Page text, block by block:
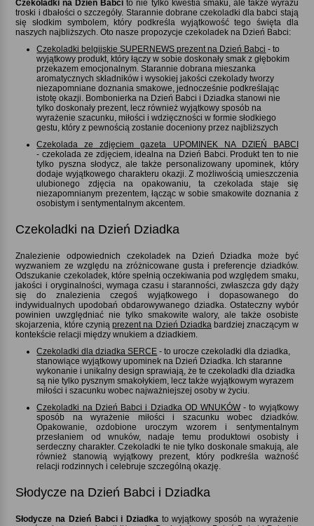
Czekoladki na Dzień Babci to nie tylko kwestia smaku, ale także wyrazu
troski i dbałości o szczegóły. Starannie dobrane czekoladki dla babci stają
się słodkim symbolem, który podkreśla wyjątkowość tego święta dla
naszych najbliższych. Oto nasze propozycje czekoladek na Dzień Babci:
Czekoladki belgijskie SUPERNEWS prezent na Dzień Babci - to
wyjątkowy produkt, który łączy w sobie doskonały smak z głębokim
przekazem emocjonalnym. Starannie dobrana mieszanka
aromatycznych składników i wysokiej jakości czekolady tworzy
niezapomniane doznania smakowe, jednocześnie podkreślając
istotę okazji. Bombonierka na Dzień Babci i Dziadka stanowi nie
tylko doskonały prezent, lecz również wyjątkowy sposób na
wyrażenie szacunku, miłości i wdzięczności w formie słodkiego
gestu, który z pewnością zostanie doceniony przez najbliższych
Czekolada ze zdjęciem gazeta UPOMINEK NA DZIEŃ BABCI
- czekolada ze zdjęciem, idealna na Dzień Babci. Produkt ten to nie
tylko pyszna słodycz, ale także personalizowany upominek, który
dodaje wyjątkowego charakteru okazji. Z możliwością umieszczenia
ulubionego zdjęcia na opakowaniu, ta czekolada staje się
niezapomnianym prezentem, łącząc w sobie smakowite doznania z
osobistym i sentymentalnym akcentem.
Czekoladki na Dzień Dziadka
Znalezienie odpowiednich czekoladek na Dzień Dziadka może być
wyzwaniem ze względu na zróżnicowane gusta i preferencje dziadków.
Odszukanie czekoladek, które spełnią oczekiwania pod względem smaku,
jakości i oryginalności, wymaga czasu i staranności, zwłaszcza gdy dąży
się do znalezienia czegoś wyjątkowego i dopasowanego do
indywidualnych upodobań obdarowywanego dziadka. Ostateczny wybór
powinien uwzględniać nie tylko smakowite walory, ale także osobiste
skojarzenia, które czyniąprezent na Dzień Dziadkabardziej znaczącym w
kontekście relacji między wnukiem a dziadkiem.
Czekoladki dla dziadka SERCE - to urocze czekoladki dla dziadka,
stanowiące wyjątkowy upominek na Dzień Dziadka. Ich staranne
wykonanie i unikalny design sprawiają, że te czekoladki dla dziadka
są nie tylko pysznym smakołykiem, lecz także wyjątkowym wyrazem
miłości i szacunku wobec najważniejszej osoby w życiu.
Czekoladki na Dzień Babci i Dziadka OD WNUKÓW- to wyjątkowy
sposób na wyrażenie miłości i szacunku wobec dziadków.
Opakowanie, ozdobione uroczym wzorem i sentymentalnym
przesłaniem od wnuków, nadaje temu produktowi osobisty i
serdeczny charakter. Czekoladki te nie tylko doskonale smakują, ale
również stanowią wyjątkowy prezent, który podkreśla ważność
relacji rodzinnych i celebruje szczególną okazję.
Słodycze na Dzień Babci i Dziadka
Słodycze na Dzień Babci i Dziadka to wyjątkowy sposób na wyrażenie